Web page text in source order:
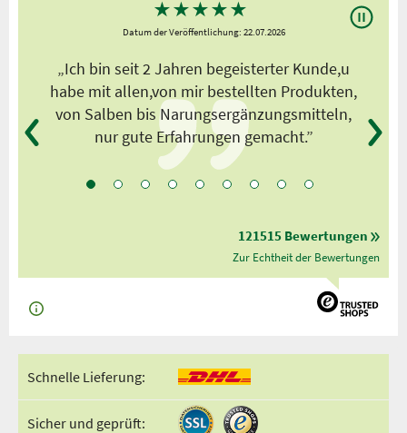
★★★★★
Datum der Veröffentlichung: 22.07.2026
„Ich bin seit 2 Jahren begeisterter Kunde,u
habe mit allen,von mir bestellten Produkten,
von Salben bis Narungsergänzungsmitteln,
nur gute Erfahrungen gemacht.”
121515 Bewertungen
Zur Echtheit der Bewertungen
Schnelle Lieferung:
Sicher und geprüft: